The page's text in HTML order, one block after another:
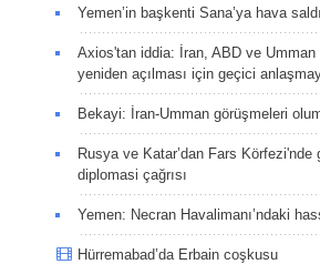
Yemen’in başkenti Sana’ya hava
Axios'tan iddia: İran, ABD ve Umman
yeniden açılması için geçici
Bekayi: İran-Umman görüşmeleri
Rusya ve Katar’dan Fars
diplomasi çağrısı
Yemen: Necran Havalimanı’ndaki
Hürremabad’da Erbain coşkusu